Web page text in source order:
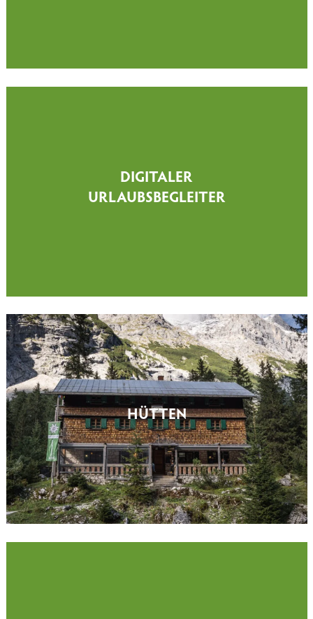
DIGITALER
URLAUBSBEGLEITER
HÜTTEN